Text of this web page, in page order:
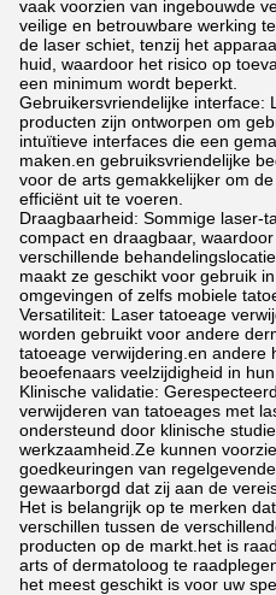
vaak voorzien van ingebouwde
veilige en betrouwbare werking
de laser schiet, tenzij het
huid, waardoor het risico op
een minimum wordt beperkt.
Gebruikersvriendelijke interface:
producten zijn ontworpen om
intuïtieve interfaces die een
maken.en gebruiksvriendelijke
voor de arts gemakkelijker om
efficiënt uit te voeren.
Draagbaarheid: Sommige laser-
compact en draagbaar,
verschillende
maakt ze geschikt voor gebruik
omgevingen of zelfs mobiele
Versatiliteit: Laser tatoeage
worden gebruikt voor andere
tatoeage verwijdering.en andere
beoefenaars veelzijdigheid in
Klinische validatie:
verwijderen van tatoeages met
ondersteund door klinische
werkzaamheid.Ze kunnen
goedkeuringen van
gewaarborgd dat zij aan de
Het is belangrijk op te merken
verschillen tussen de
producten op de markt.het is
arts of dermatoloog te
het meest geschikt is voor uw